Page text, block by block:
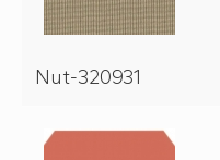
Nut-320931